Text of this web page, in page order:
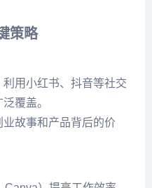
策略
用小红书、抖音等社交
覆盖。
故事和产品背后的价